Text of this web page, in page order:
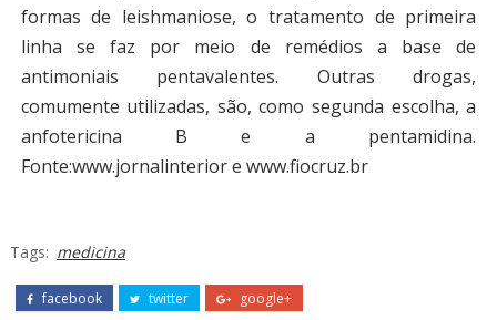
formas de leishmaniose, o tratamento de primeira
linha se faz por meio de remédios a base de
antimoniais pentavalentes. Outras drogas,
comumente utilizadas, são, como segunda escolha, a
anfotericina B e a pentamidina.
Fonte:www.jornalinterior e www.fiocruz.br
Tags: medicina
facebook twitter google+